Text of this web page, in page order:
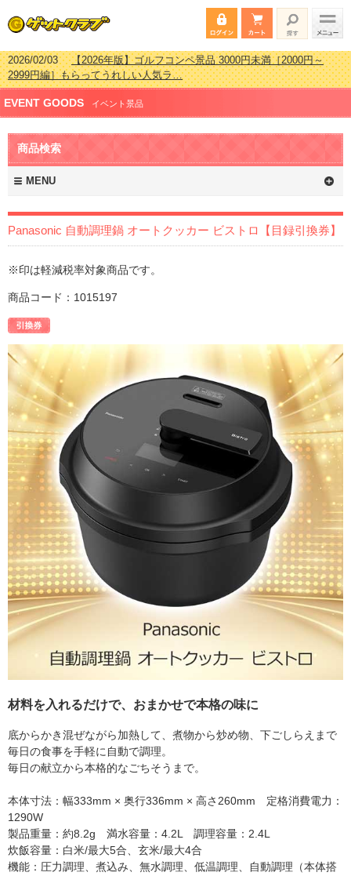
2026/02/03【2026年版】ゴルフコンペ景品 3000円未満［2000円～
2999円編］もらってうれしい人気ラ…
2026/07/15【2026年版】ビンゴゲーム景品おすすめ金額別人気ランキ
ング 更新しました！
2026/04/03【2026年版】ゴルフコンペ景品 3000円未満［2000円～
2999円編］もらってうれしい人気ラ…
2026/02/16
新しました！
EVENT GOODS イベント景品
商品検索
MENU
Panasonic 自動調理鍋 オートクッカー ビストロ【目録引換券】
※印は軽減税率対象商品です。
商品コード：1015197
材料を入れるだけで、おまかせで本格の味に
底からかき混ぜながら加熱して、煮物から炒め物、下ごしらえまで
毎日の食事を手軽に自動で調理。
毎日の献立から本格的なごちそうまで。
本体寸法：幅333mm × 奥行336mm × 高さ260mm 定格消費電力：
1290W
製品重量：約8.2g 満水容量：4.2L 調理容量：2.4L
炊飯容量：白米/最大5合、玄米/最大4合
機能：圧力調理、煮込み、無水調理、低温調理、自動調理（本体搭